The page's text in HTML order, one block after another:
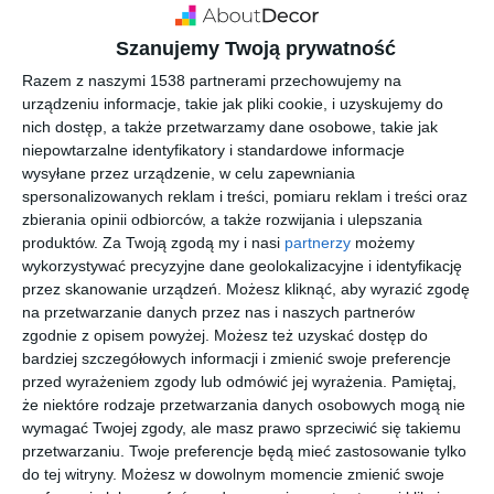
Szanujemy Twoją prywatność
Razem z naszymi 1538 partnerami przechowujemy na
urządzeniu informacje, takie jak pliki cookie, i uzyskujemy do
nich dostęp, a także przetwarzamy dane osobowe, takie jak
niepowtarzalne identyfikatory i standardowe informacje
wysyłane przez urządzenie, w celu zapewniania
spersonalizowanych reklam i treści, pomiaru reklam i treści oraz
zbierania opinii odbiorców, a także rozwijania i ulepszania
produktów. Za Twoją zgodą my i nasi partnerzy możemy
wykorzystywać precyzyjne dane geolokalizacyjne i identyfikację
przez skanowanie urządzeń. Możesz kliknąć, aby wyrazić zgodę
na przetwarzanie danych przez nas i naszych partnerów
zgodnie z opisem powyżej. Możesz też uzyskać dostęp do
bardziej szczegółowych informacji i zmienić swoje preferencje
przed wyrażeniem zgody lub odmówić jej wyrażenia.
Pamiętaj,
że niektóre rodzaje przetwarzania danych osobowych mogą nie
wymagać Twojej zgody, ale masz prawo sprzeciwić się takiemu
przetwarzaniu. Twoje preferencje będą mieć zastosowanie tylko
do tej witryny. Możesz w dowolnym momencie zmienić swoje
Wyjątkowe biuro ze
szklanym stołem
Dodaj do ulubionych
Biuro z białą recepcją
w głębokim połysku